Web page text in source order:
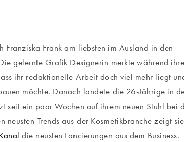
Frank am liebsten im Ausland in den
gelernte Grafik Designerin merkte während
ihr redaktionelle Arbeit doch viel mehr liegt
möchte. Danach landete die 26-Jährige in
seit ein paar Wochen auf ihrem neuen Stuhl bei
Trends aus der Kosmetikbranche zeigt sie
die neusten Lancierungen aus dem Business.